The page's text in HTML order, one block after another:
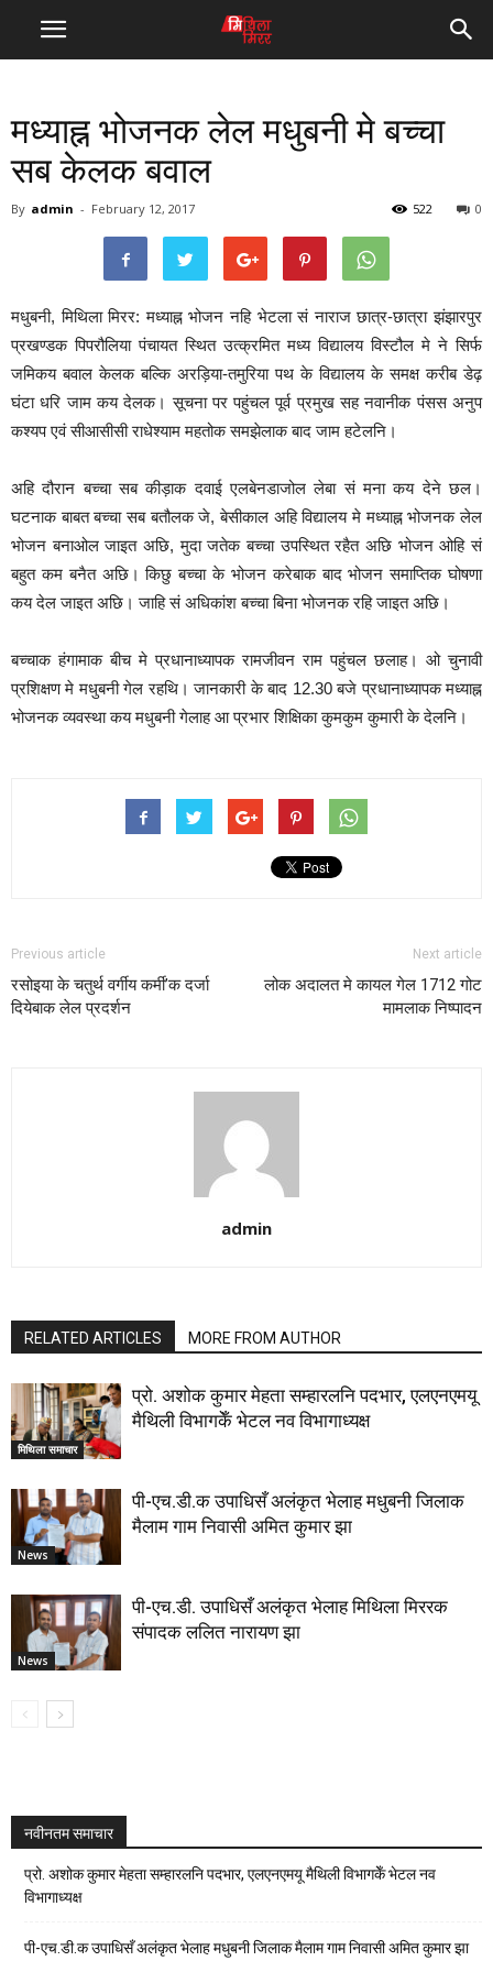
मध्याह्न भोजनक लेल मधुबनी मे बच्चा
सब केलक बवाल
By admin - February 12, 2017 0
522
मधुबनी, मिथिला मिरर: मध्याह्न भोजन नहि भेटला सं नाराज छात्र-छात्रा झंझारपुर
प्रखण्डक पिपरौलिया पंचायत स्थित उत्क्रमित मध्य विद्यालय विस्टौल मे ने सिर्फ
जमिकय बवाल केलक बल्कि अरड़िया-तमुरिया पथ के विद्यालय के समक्ष करीब डेढ़
घंटा धरि जाम कय देलक। सूचना पर पहुंचल पूर्व प्रमुख सह नवानीक पंसस अनुप
कश्यप एवं सीआसीसी राधेश्याम महतोक समझेलाक बाद जाम हटेलनि।
अहि दौरान बच्चा सब कीड़ाक दवाई एलबेनडाजोल लेबा सं मना कय देने छल।
घटनाक बाबत बच्चा सब बतौलक जे, बेसीकाल अहि विद्यालय मे मध्याह्न भोजनक लेल
भोजन बनाओल जाइत अछि, मुदा जतेक बच्चा उपस्थित रहैत अछि भोजन ओहि सं
बहुत कम बनैत अछि। किछु बच्चा के भोजन करेबाक बाद भोजन समाप्तिक घोषणा
कय देल जाइत अछि। जाहि सं अधिकांश बच्चा बिना भोजनक रहि जाइत अछि।
बच्चाक हंगामाक बीच मे प्रधानाध्यापक रामजीवन राम पहुंचल छलाह। ओ चुनावी
प्रशिक्षण मे मधुबनी गेल रहथि। जानकारी के बाद 12.30 बजे प्रधानाध्यापक मध्याह्न
भोजनक व्यवस्था कय मधुबनी गेलाह आ प्रभार शिक्षिका कुमकुम कुमारी के देलनि।
Previous article
रसोइया के चतुर्थ वर्गीय कर्मी’क दर्जा
दियेबाक लेल प्रदर्शन
Next article
लोक अदालत मे कायल गेल 1712 गोट
मामलाक निष्पादन
admin
RELATED ARTICLES MORE FROM AUTHOR
मिथिला समाचार
प्रो. अशोक कुमार मेहता सम्हारलनि पदभार, एलएनएमयू
मैथिली विभागकेँ भेटल नव विभागाध्यक्ष
News
पी-एच.डी.क उपाधिसँ अलंकृत भेलाह मधुबनी जिलाक
मैलाम गाम निवासी अमित कुमार झा
News
पी-एच.डी. उपाधिसँ अलंकृत भेलाह मिथिला मिररक
संपादक ललित नारायण झा
नवीनतम समाचार
प्रो. अशोक कुमार मेहता सम्हारलनि पदभार, एलएनएमयू मैथिली विभागकेँ भेटल नव
विभागाध्यक्ष
पी-एच.डी.क उपाधिसँ अलंकृत भेलाह मधुबनी जिलाक मैलाम गाम निवासी अमित कुमार झा